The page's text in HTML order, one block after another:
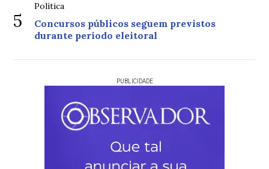
5
Política
Concursos públicos seguem previstos
durante período eleitoral
PUBLICIDADE